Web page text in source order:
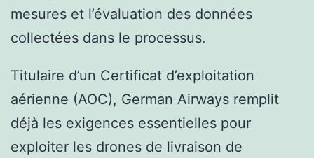
mesures et l’évaluation des données
collectées dans le processus.
Titulaire d’un Certificat d’exploitation
aérienne (AOC), German Airways remplit
déjà les exigences essentielles pour
exploiter les drones de livraison de